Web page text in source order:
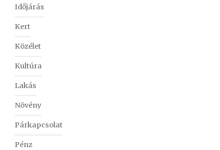
Időjárás
Kert
Közélet
Kultúra
Lakás
Növény
Párkapcsolat
Pénz